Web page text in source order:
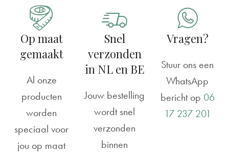
Chaimae
Rating: 4/5
Staat mooi in ons raam
Thu Jul 16 2026 17:17:01 GMT+0000 (Coordinated
Op maat
gemaakt
Al onze
producten
worden
speciaal voor
jou op maat
Snel
verzonden
in NL en BE
Jouw bestelling
wordt snel
verzonden
binnen
Vragen?
Stuur ons een
WhatsApp
bericht op 06
17 237 201